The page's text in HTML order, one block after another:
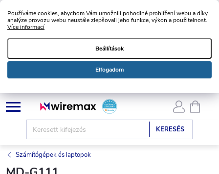
Používáme cookies, abychom Vám umožnili pohodlné prohlížení webu a díky
analýze provozu webu neustále zlepšovali jeho funkce, výkon a použitelnost.
Více informací
Beállítások
Elfogadom
Ugrás
KERESÉS
Számítógépek és laptopok